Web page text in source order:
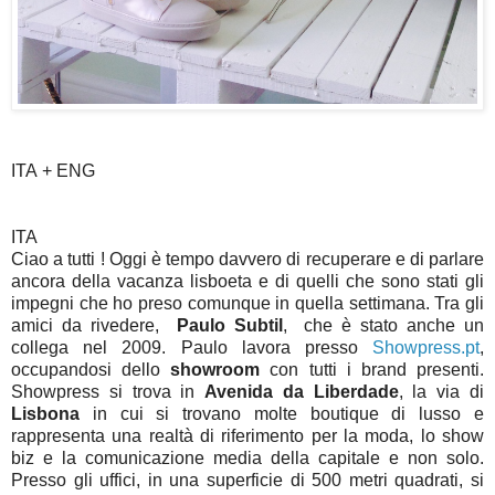
ITA + ENG
ITA
Ciao a tutti ! Oggi è tempo davvero di recuperare e di parlare
ancora della vacanza lisboeta e di quelli che sono stati gli
impegni che ho preso comunque in quella settimana. Tra gli
amici da rivedere,
Paulo Subtil , che è stato anche un
collega nel 2009. Paulo lavora presso Showpress.pt,
occupandosi delloshowroom con tutti i brand presenti.
Showpress si trova in Avenida da Liberdade, la via di
Lisbona in cui si trovano molte boutique di lusso e
rappresenta una realtà di riferimento per la moda, lo show
biz e la comunicazione media della capitale e non solo.
Presso gli uffici, in una superficie di 500 metri quadrati, si